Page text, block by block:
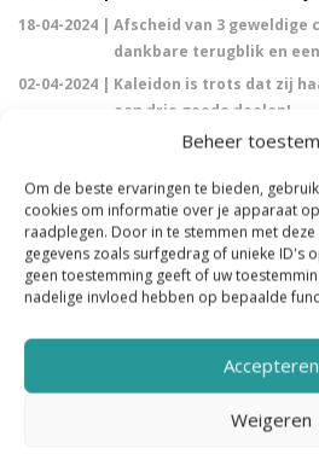
Beheer
Om de beste ervaringen te bieden,
cookies om informatie over je apparaat
raadplegen. Door in te stemmen met
gegevens zoals surfgedrag of unieke ID's
geen toestemming geeft of uw
nadelige invloed hebben op bepaalde
Accepteren
Weigeren
18-04-2024 | Afscheid van 3 geweldige
dankbare terugblik en
02-04-2024 | Kaleidon is trots dat zij
aan drie goede doelen!
Welke invloed hebben
05-01-2024 |Uitslag kerst donatie poll
01-12-2023 | Kerst donatie poll 2023
07-11-2023 |Doe je mee met de
Vloerpaspoort?
MKB-workshop | 11
21-08-2023 |UL-Team is aanwezig